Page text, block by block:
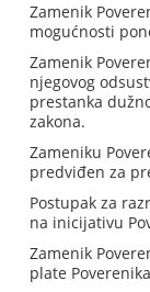
Zamenik
mogućnosti
Zamenik
njegovog
prestanka
zakona.
Zameniku
predviđen za
Postupak za
na inicijativu
Zamenik
plate